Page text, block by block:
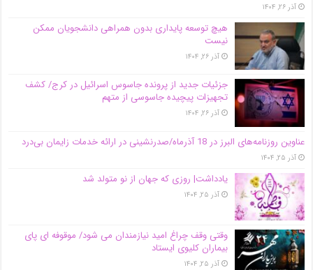
آذر ۲۶, ۱۴۰۴
هیچ توسعه پایداری بدون همراهی دانشجویان ممکن
نیست
آذر ۲۶, ۱۴۰۴
جزئیات جدید از پرونده جاسوس اسرائیل در کرج/‌ کشف
تجهیزات پیچیده جاسوسی از متهم
آذر ۲۶, ۱۴۰۴
عناوین روزنامه‌های البرز در ‌18 آذرماه/صدرنشینی در ارائه خدمات زایمان بی‌درد
آذر ۲۵, ۱۴۰۴
یادداشت| روزی که جهان از نو متولد شد
آذر ۲۵, ۱۴۰۴
وقتی وقف چراغ امید نیازمندان می شود/ موقوفه ای پای
بیماران کلیوی ایستاد
آذر ۲۵, ۱۴۰۴